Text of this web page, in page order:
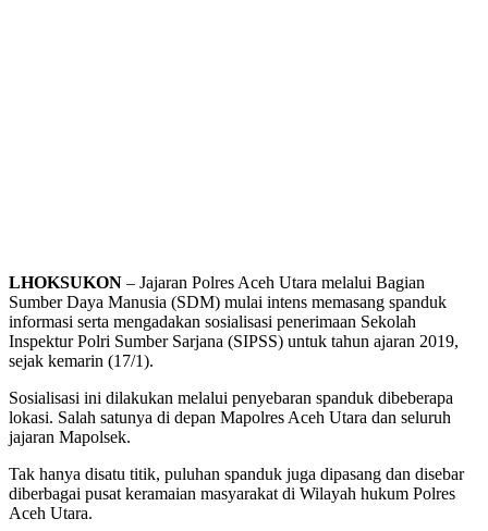
LHOKSUKON – Jajaran Polres Aceh Utara melalui Bagian
Sumber Daya Manusia (SDM) mulai intens memasang spanduk
informasi serta mengadakan sosialisasi penerimaan Sekolah
Inspektur Polri Sumber Sarjana (SIPSS) untuk tahun ajaran 2019,
sejak kemarin (17/1).
Sosialisasi ini dilakukan melalui penyebaran spanduk dibeberapa
lokasi. Salah satunya di depan Mapolres Aceh Utara dan seluruh
jajaran Mapolsek.
Tak hanya disatu titik, puluhan spanduk juga dipasang dan disebar
diberbagai pusat keramaian masyarakat di Wilayah hukum Polres
Aceh Utara.